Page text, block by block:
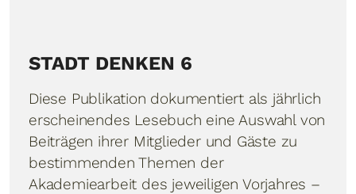
STADT DENKEN 6
Diese Publikation dokumentiert als jährlich
erscheinendes Lesebuch eine Auswahl von
Beiträgen ihrer Mitglieder und Gäste zu
bestimmenden Themen der
Akademiearbeit des jeweiligen ­Vor­jahres –